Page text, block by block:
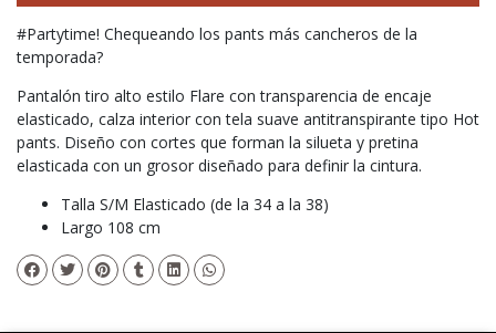
#Partytime! Chequeando los pants más cancheros de la
temporada?
Pantalón tiro alto estilo Flare con transparencia de encaje
elasticado, calza interior con tela suave antitranspirante tipo Hot
pants. Diseño con cortes que forman la silueta y pretina
elasticada con un grosor diseñado para definir la cintura.
Talla S/M Elasticado (de la 34 a la 38)
Largo 108 cm